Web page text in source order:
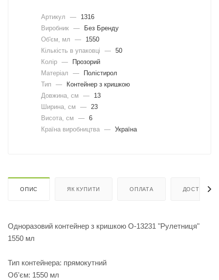
Артикул —
1316
Виробник —
Без Бренду
Об'єм, мл
—
1550
Кількість в упаковці
— 50
Колір —
Прозорий
Матеріал
—
Полістирол
Тип
—
Контейнер з кришкою
Довжина, cм
—
13
Ширина, cм
—
23
Висота, см
— 6
Країна виробництва — Україна
ОПИС ЯК КУПИТИ ОПЛАТА ДОСТАВКА
Одноразовий контейнер з кришкою О-13231 "Рулетниця"
1550 мл
Тип контейнера: прямокутний
Об'єм: 1550 мл